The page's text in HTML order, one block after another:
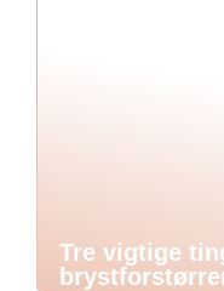
Tre vigtige